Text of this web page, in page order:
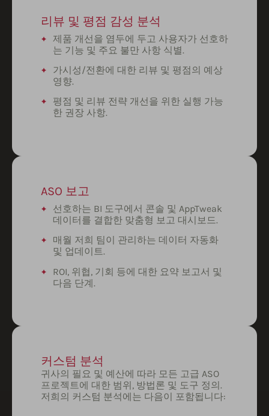
리뷰 및 평점 감성 분석
제품 개선을 염두에 두고 사용자가 선호하
는 기능 및 주요 불만 사항 식별.
가시성/전환에 대한 리뷰 및 평점의 예상
영향.
평점 및 리뷰 전략 개선을 위한 실행 가능
한 권장 사항.
ASO 보고
선호하는 BI 도구에서 콘솔 및 AppTweak
데이터를 결합한 맞춤형 보고 대시보드.
매월 저희 팀이 관리하는 데이터 자동화
및 업데이트.
ROI, 위협, 기회 등에 대한 요약 보고서 및
다음 단계.
커스텀 분석
귀사의 필요 및 예산에 따라 모든 고급 ASO
프로젝트에 대한 범위, 방법론 및 도구 정의.
저희의 커스텀 분석에는 다음이 포함됩니다: